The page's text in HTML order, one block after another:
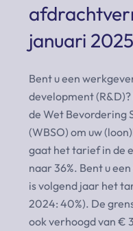
januari 2025
Bent u een
development
de Wet Bevordering
(WBSO) om uw
gaat het tarief in de
naar 36%. Bent u
is volgend jaar het
2024: 40%). De
ook verhoogd van €